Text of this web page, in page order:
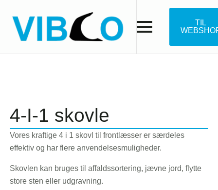
TIL
4-I-1 skovle
Vores kraftige 4 i 1 skovl til frontlæsser er særdeles
effektiv og har flere anvendelsesmuligheder.
Skovlen kan bruges til affaldssortering, jævne jord, flytte
store sten eller udgravning.